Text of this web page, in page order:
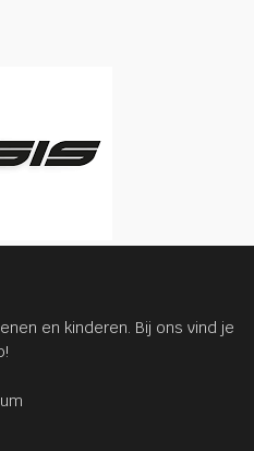
en kinderen. Bij ons vind je